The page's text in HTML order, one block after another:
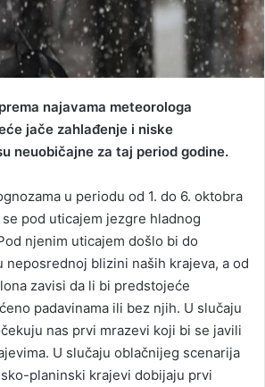
najavama meteorologa
jače zahlađenje i niske
neuobičajne za taj period godine.
u periodu od 1. do 6. oktobra
pod uticajem jezgre hladnog
njenim uticajem došlo bi do
neposrednoj blizini naših krajeva, a od
zavisi da li bi predstojeće
padavinama ili bez njih. U slučaju
nas prvi mrazevi koji bi se javili
U slučaju oblačnijeg scenarija
planinski krajevi dobijaju prvi